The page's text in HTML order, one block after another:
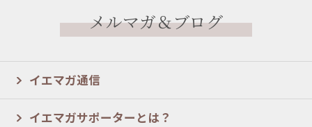
メルマガ＆ブログ
イエマガ通信
イエマガサポーターとは？